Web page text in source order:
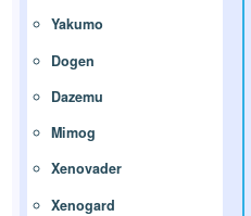
Yakumo
Dogen
Dazemu
Mimog
Xenovader
Xenogard